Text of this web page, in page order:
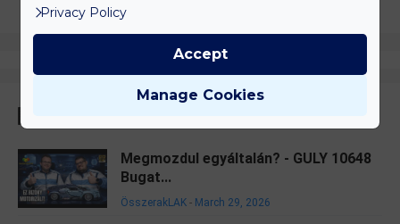
Megmozdul egyáltalán? - GULY 10648
Bugat...
ÖsszerakLAK - March 29, 2026
Privacy Policy
Manage Cookies
Accept